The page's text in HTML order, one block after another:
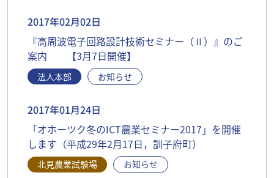
2017年02月02日
『高周波電子回路設計技術セミナー（Ⅱ）』のご
案内 【3月7日開催】
法人本部 お知らせ
2017年01月24日
「オホーツク冬のICT農業セミナー2017」を開催
します（平成29年2月17日，訓子府町）
北見農業試験場 お知らせ